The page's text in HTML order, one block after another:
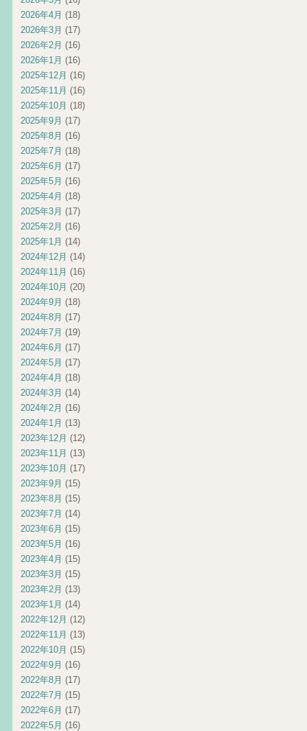
2026年4月 (18)
2026年3月 (17)
2026年2月 (16)
2026年1月 (16)
2025年12月 (16)
2025年11月 (16)
2025年10月 (18)
2025年9月 (17)
2025年8月 (16)
2025年7月 (18)
2025年6月 (17)
2025年5月 (16)
2025年4月 (18)
2025年3月 (17)
2025年2月 (16)
2025年1月 (14)
2024年12月 (14)
2024年11月 (16)
2024年10月 (20)
2024年9月 (18)
2024年8月 (17)
2024年7月 (19)
2024年6月 (17)
2024年5月 (17)
2024年4月 (18)
2024年3月 (14)
2024年2月 (16)
2024年1月 (13)
2023年12月 (12)
2023年11月 (13)
2023年10月 (17)
2023年9月 (15)
2023年8月 (15)
2023年7月 (14)
2023年6月 (15)
2023年5月 (16)
2023年4月 (15)
2023年3月 (15)
2023年2月 (13)
2023年1月 (14)
2022年12月 (12)
2022年11月 (13)
2022年10月 (15)
2022年9月 (16)
2022年8月 (17)
2022年7月 (15)
2022年6月 (17)
2022年5月 (16)